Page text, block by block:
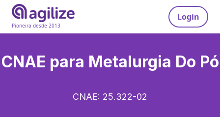
Pioneira desde 2013
Login
CNAE para Metalurgia Do Pó
CNAE: 25.322-02